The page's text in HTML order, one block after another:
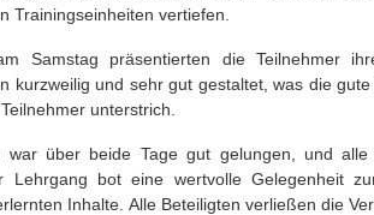
Trainingseinheiten vertiefen.
Samstag präsentierten die Teilnehmer
kurzweilig und sehr gut gestaltet, was die
unterstrich.
war über beide Tage gut gelungen, und
Lehrgang bot eine wertvolle Gelegenheit
Inhalte. Alle Beteiligten verließen die